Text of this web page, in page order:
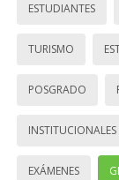
ESTUDIANTES
TURISMO
POSGRADO
INSTITUCIONALES
EXÁMENES